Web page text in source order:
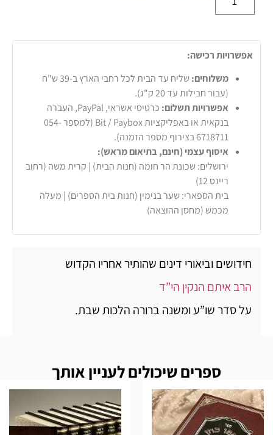
אפשרויות רכישה:
משלוחים:
שליח עד הבית לכל רחבי הארץ ב-39 ש"ח
(עבור חבילות עד 20 ק"ג).
אפשרויות תשלום:
כרטיסי אשראי, PayPal, העברה
בנקאית או באפליקציות Bit / Paybox (למספר 054-
6718711 בצירוף מספר הזמנה).
איסוף עצמי (חינם, בתיאום מראש):
ירושלים: שכונת הר חומה (חנות הבית) | קרית משה (רחוב
ריינס 12)
בית הספארי: שער בנימין (חנות בית הספרים) | מעלה
מכמש (מחסן ההוצאה)
חידושים וביאורי דינים שהותיר אחריו הקדוש
הרב איתם הנקין הי”ד
על סדר שו”ע ומשנה ברורה הלכות שבת.
ספרים שיכולים לעניין אותך